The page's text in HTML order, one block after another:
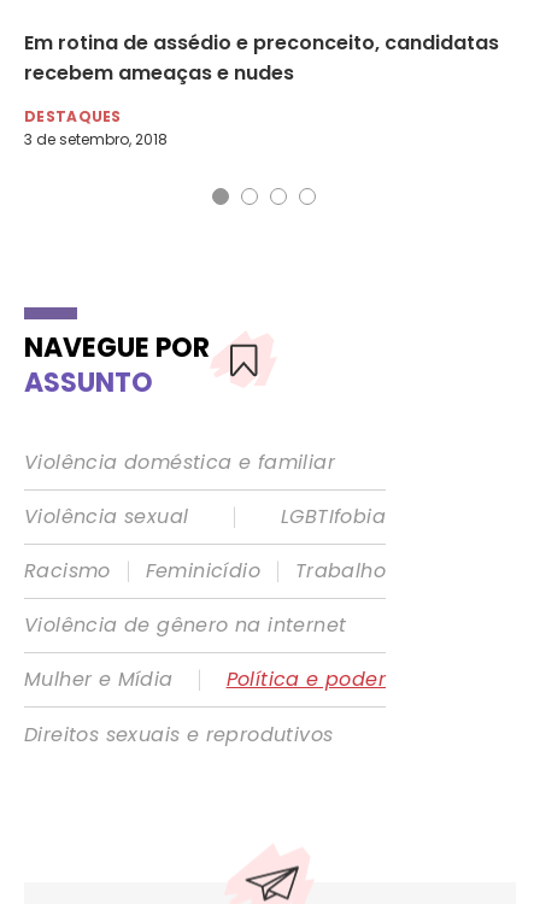
Em rotina de assédio e preconceito, candidatas
recebem ameaças e nudes
DESTAQUES
3 de setembro, 2018
NAVEGUE POR
ASSUNTO
Violência doméstica e familiar
Violência sexual
|
LGBTIfobia
Racismo
| Feminicídio |
Trabalho
Violência de gênero na internet
Mulher e Mídia
|
Política e poder
Direitos sexuais e reprodutivos